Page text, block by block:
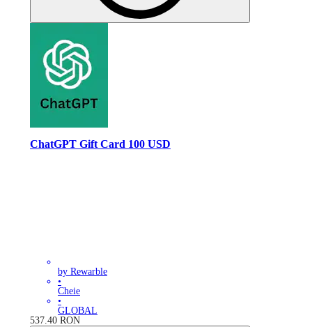
ChatGPT Gift Card 100 USD
by Rewarble
•
Cheie
•
GLOBAL
537.40 RON